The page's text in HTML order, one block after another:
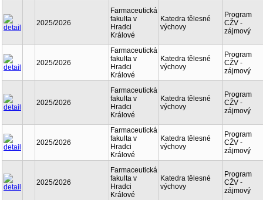
2025/2026
Farmaceutická
fakulta v
Hradci
Králové
Katedra tělesné
výchovy
Program
CŽV -
zájmový
2025/2026
Farmaceutická
fakulta v
Hradci
Králové
Katedra tělesné
výchovy
Program
CŽV -
zájmový
2025/2026
Farmaceutická
fakulta v
Hradci
Králové
Katedra tělesné
výchovy
Program
CŽV -
zájmový
2025/2026
Farmaceutická
fakulta v
Hradci
Králové
Katedra tělesné
výchovy
Program
CŽV -
zájmový
2025/2026
Farmaceutická
fakulta v
Hradci
Králové
Katedra tělesné
výchovy
Program
CŽV -
zájmový